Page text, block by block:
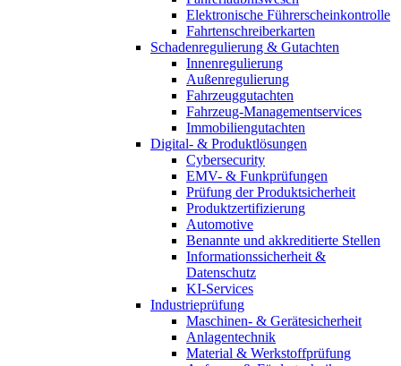
Elektronische Führerscheinkontrolle
Fahrtenschreiberkarten
Schadenregulierung & Gutachten
Innenregulierung
Außenregulierung
Fahrzeuggutachten
Fahrzeug-Managementservices
Immobiliengutachten
Digital- & Produktlösungen
Cybersecurity
EMV- & Funkprüfungen
Prüfung der Produktsicherheit
Produktzertifizierung
Automotive
Benannte und akkreditierte Stellen
Informationssicherheit &
Datenschutz
KI-Services
Industrieprüfung
Maschinen- & Gerätesicherheit
Anlagentechnik
Material & Werkstoffprüfung